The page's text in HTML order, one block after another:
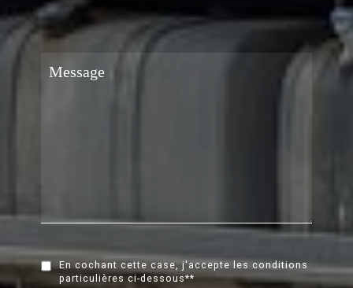
En cochant cette case, j'accepte les conditions
particulières ci-dessous**